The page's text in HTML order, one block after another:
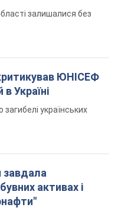
залишалися без
ЮНІСЕФ
Україні
українських
завдала
активах і